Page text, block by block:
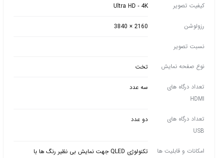
کیفیت تصویر Ultra HD - 4K
رزولوشن 2160 × 3840
نسبت تصویر
نوع صفحه نمایش تخت
تعداد درگاه های
HDMI
سه عدد
تعداد درگاه های
USB
دو عدد
امکانات و قابلیت ها
تکنولوژی QLED جهت نمایش بی نظیر رنگ ها با